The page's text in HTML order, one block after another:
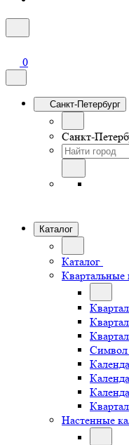
0
Санкт-Петербург
Санкт-
Каталог
Каталог
Квартальные
Символ
Настенные